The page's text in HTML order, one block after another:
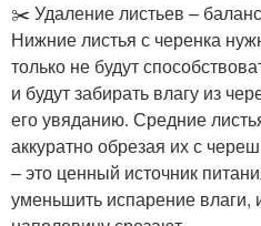
✂️ Удаление листьев –
Нижние листья с черенка
только не будут
и будут забирать влагу из
его увяданию. Средние
аккуратно обрезая их с
– это ценный источник
уменьшить испарение влаги,